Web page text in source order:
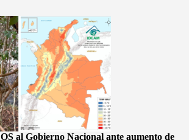
al Gobierno Nacional ante aumento de